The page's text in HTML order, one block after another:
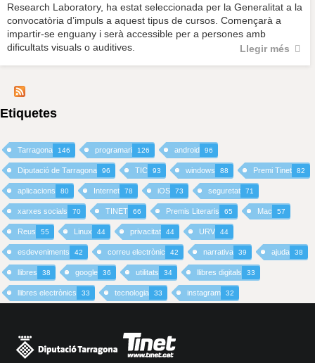
Research Laboratory, ha estat seleccionada per la Generalitat a la
convocatòria d’impuls a aquest tipus de cursos. Començarà a
impartir-se enguany i serà accessible per a persones amb
dificultats visuals o auditives.
Llegir més
Etiquetes
Tarragona 146 programari 126 android 96
Diputació de Tarragona 96 TIC 93 windows 88 Premi Tinet 82
aplicacions 80 Internet 78 iOS 73 seguretat 71
xarxes socials 70 TINET 66 Premis Literaris 65 Mac 57
Reus 55 Linux 44 privacitat 44 URV 44
esdeveniments 42 correu electrònic 42 narrativa 39 ajuda 38
llibres 38 google 36 utilitats 34 llibres digitals 33
llibres electrònics 33 tecnologia 33 instagram 32